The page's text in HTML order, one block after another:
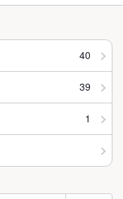
40
39
1